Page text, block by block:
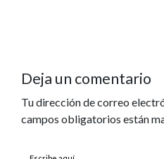
Deja un comentario
Tu dirección de correo
campos obligatorios están
Escribe